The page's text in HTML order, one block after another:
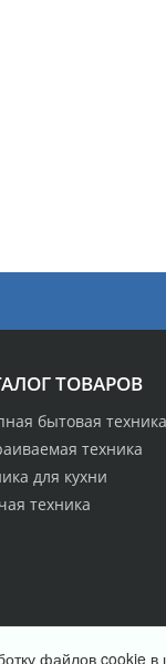
ТОВАРОВ
бытовая техника
техника
для кухни
техника
файлов cookie